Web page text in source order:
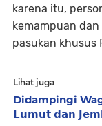
karena itu,
kemampuan
pasukan khusus
Lihat juga
Didampingi
𝗟𝘂𝗺𝘂𝘁 𝗱𝗮𝗻